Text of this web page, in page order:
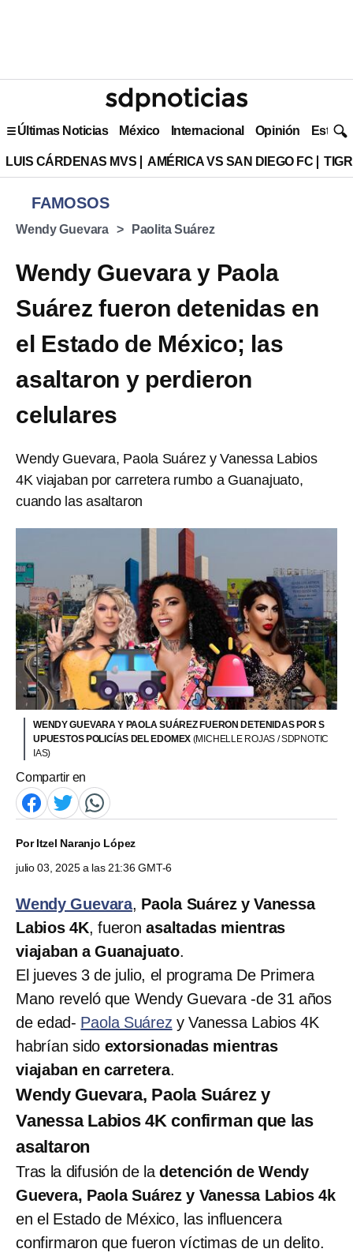
Últimas Noticias México Internacional Opinión Estilo
LUIS CÁRDENAS MVS AMÉRICA VS SAN DIEGO FC
FAMOSOS
Wendy Guevara Paolita Suárez
Wendy Guevara y Paola
Suárez fueron detenidas en
el Estado de México; las
asaltaron y perdieron
celulares
Wendy Guevara, Paola Suárez y Vanessa Labios
4K viajaban por carretera rumbo a Guanajuato,
cuando las asaltaron
WENDY GUEVARA Y PAOLA SUÁREZ FUERON DETENIDAS POR S
UPUESTOS POLICÍAS DEL EDOMEX (MICHELLE ROJAS / SDPNOTIC
IAS)
Compartir en
PorItzel Naranjo López
julio 03, 2025 a las 21:36 GMT-6
Wendy Guevara, Paola Suárez y Vanessa
Labios 4K, fueronasaltadas mientras
viajaban a Guanajuato.
El jueves 3 de julio, el programa De Primera
Mano reveló que Wendy Guevara -de 31 años
de edad- Paola Suárez y Vanessa Labios 4K
habrían sido extorsionadas mientras
viajaban en carretera.
Wendy Guevara, Paola Suárez y
Vanessa Labios 4K confirman que las
asaltaron
Tras la difusión de ladetención de Wendy
Guevera, Paola Suárez y Vanessa Labios 4k
en el Estado de México, las influencera
confirmaron que fueron víctimas de un delito.